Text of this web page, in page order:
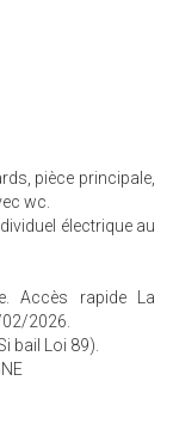
pièce principale,
wc.
électrique au
Accès rapide La
02/2026.
bail Loi 89).